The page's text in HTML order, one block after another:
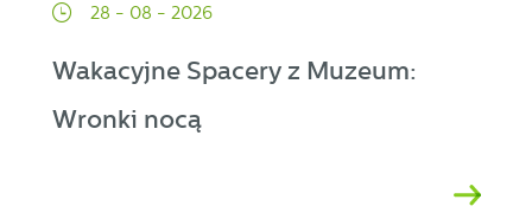
28 - 08 - 2026
Wakacyjne Spacery z Muzeum:
Wronki nocą